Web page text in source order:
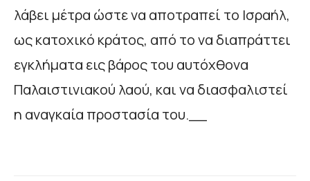
λάβει μέτρα ώστε να αποτραπεί το Ισραήλ,
ως κατοχικό κράτος, από το να διαπράττει
εγκλήματα εις βάρος του αυτόχθονα
Παλαιστινιακού λαού, και να διασφαλιστεί
η αναγκαία προστασία του.__